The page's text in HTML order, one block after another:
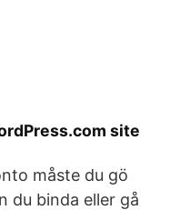
site
måste du gö
du binda eller gå